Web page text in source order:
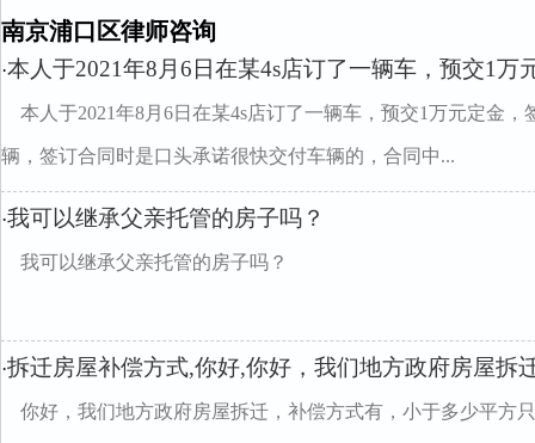
南京浦口区律师咨询
·本人于2021年8月6日在某4s店订了一辆车，预交1万
本人于2021年8月6日在某4s店订了一辆车，预交1万元定金
辆，签订合同时是口头承诺很快交付车辆的，合同中...
·我可以继承父亲托管的房子吗？
我可以继承父亲托管的房子吗？
·拆迁房屋补偿方式,你好,你好，我们地方政府房屋拆
你好，我们地方政府房屋拆迁，补偿方式有，小于多少平方